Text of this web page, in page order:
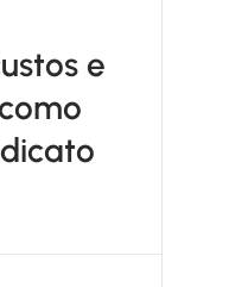
e